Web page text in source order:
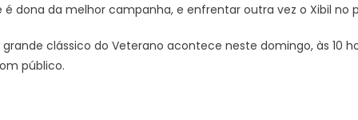
dona da melhor campanha, e enfrentar outra vez o Xibil no
clássico do Veterano acontece neste domingo, às 10
público.